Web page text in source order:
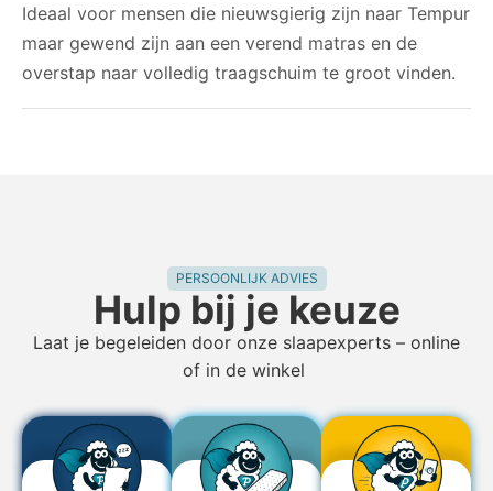
Ideaal voor mensen die nieuwsgierig zijn naar Tempur
maar gewend zijn aan een verend matras en de
overstap naar volledig traagschuim te groot vinden.
PERSOONLIJK ADVIES
Hulp bij je keuze
Laat je begeleiden door onze slaapexperts – online
of in de winkel